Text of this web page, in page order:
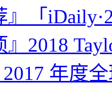
』「
』2018
2017 年度